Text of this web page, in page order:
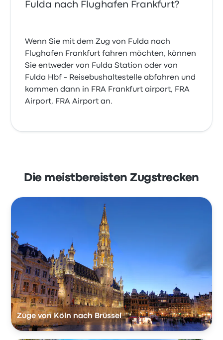
Fulda nach Flughafen Frankfurt?
Wenn Sie mit dem Zug von Fulda nach
Flughafen Frankfurt fahren möchten, können
Sie entweder von Fulda Station oder von
Fulda Hbf - Reisebushaltestelle abfahren und
kommen dann in FRA Frankfurt airport, FRA
Airport, FRA Airport an.
Die meistbereisten Zugstrecken
Züge von Köln nach Brüssel